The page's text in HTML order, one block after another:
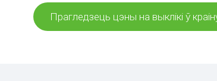
Прагледзець цэны на выклікі ў